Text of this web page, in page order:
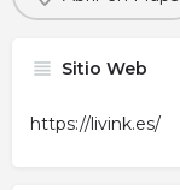
Sitio Web
https://livink.es/